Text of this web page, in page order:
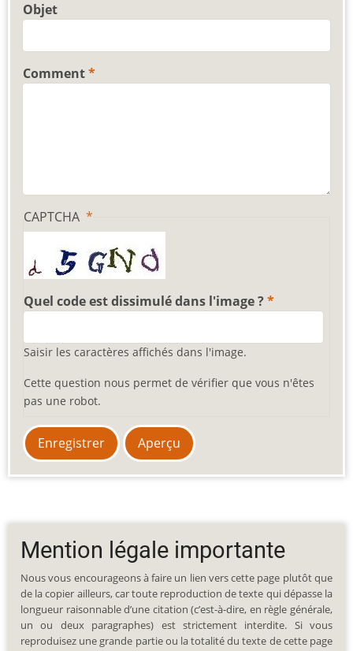
Objet
Comment
CAPTCHA
Quel code est dissimulé dans l'image ?
Saisir les caractères affichés dans l'image.
Cette question nous permet de vérifier que vous n'êtes
pas une robot.
Mention légale importante
Nous vous encourageons à faire un lien vers cette page plutôt que
de la copier ailleurs, car toute reproduction de texte qui dépasse la
longueur raisonnable d’une citation (c’est-à-dire, en règle générale,
un ou deux paragraphes) est strictement interdite. Si vous
reproduisez une grande partie ou la totalité du texte de cette page